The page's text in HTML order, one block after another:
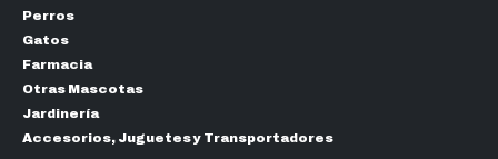
Perros
Gatos
Farmacia
Otras Mascotas
Jardinería
Accesorios, Juguetes y Transportadores